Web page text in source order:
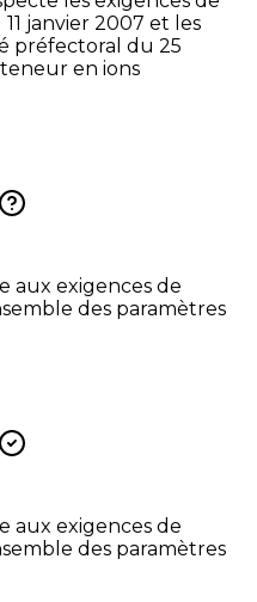
janvier 2007 et les
préfectoral du 25
en ions
aux exigences de
des paramètres
aux exigences de
des paramètres